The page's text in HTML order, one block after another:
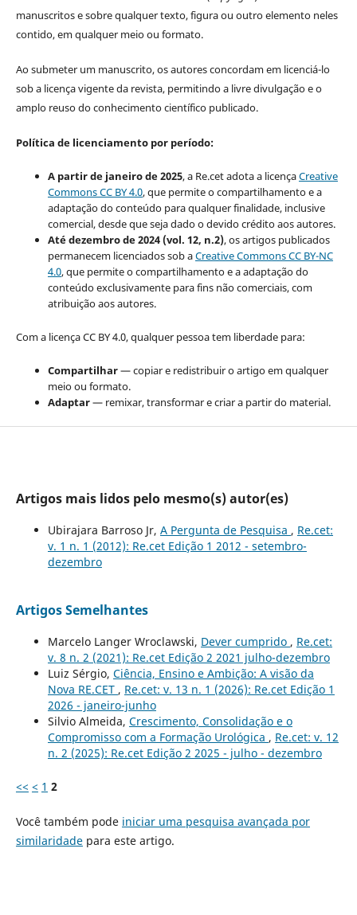
manuscritos e sobre qualquer texto, figura ou outro elemento neles
contido, em qualquer meio ou formato.
Ao submeter um manuscrito, os autores concordam em licenciá-lo
sob a licença vigente da revista, permitindo a livre divulgação e o
amplo reuso do conhecimento científico publicado.
Política de licenciamento por período:
A partir de janeiro de 2025, a Re.cet adota a licençaCreative
Commons CC BY 4.0, que permite o compartilhamento e a
adaptação do conteúdo para qualquer finalidade, inclusive
comercial, desde que seja dado o devido crédito aos autores.
Até dezembro de 2024 (vol. 12, n.2), os artigos publicados
permanecem licenciados sob aCreative Commons CC BY-NC
4.0, que permite o compartilhamento e a adaptação do
conteúdo exclusivamente para fins não comerciais, com
atribuição aos autores.
Com a licença CC BY 4.0, qualquer pessoa tem liberdade para:
Compartilhar— copiar e redistribuir o artigo em qualquer
meio ou formato.
Adaptar— remixar, transformar e criar a partir do material.
Artigos mais lidos pelo mesmo(s) autor(es)
Ubirajara Barroso Jr, A Pergunta de Pesquisa , Re.cet:
v. 1 n. 1 (2012): Re.cet Edição 1 2012 - setembro-
dezembro
Artigos Semelhantes
Marcelo Langer Wroclawski, Dever cumprido , Re.cet:
v. 8 n. 2 (2021): Re.cet Edição 2 2021 julho-dezembro
Luiz Sérgio, Ciência, Ensino e Ambição: A visão da
Nova RE.CET , Re.cet: v. 13 n. 1 (2026): Re.cet Edição 1
2026 - janeiro-junho
Silvio Almeida, Crescimento, Consolidação e o
Compromisso com a Formação Urológica , Re.cet: v. 12
n. 2 (2025): Re.cet Edição 2 2025 - julho - dezembro
<< < 1 2
Você também pode iniciar uma pesquisa avançada por
similaridadepara este artigo.